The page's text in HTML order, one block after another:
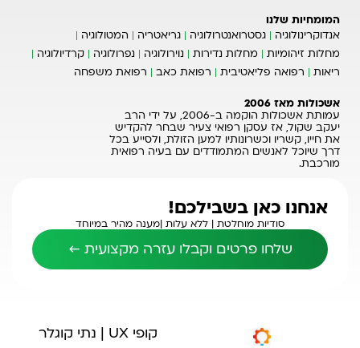
המומחיות שלנו
אנדוקרינולוגיה
גסטרואנטרולוגיה גריאטריה
המטולוגיה
מחלות זיהומיות
מחלות נדירות נוירולוגיה נפרולוגיה
קרדיולוגיה
ריאות
רפואה פליאטיבית רפואת כאב רפואת משפחה
אשכולות מאז 2006
עמותת אשכולות הוקמה ב-2006, על ידי הרב
יעקב שקול, אז עסקן רפואי צעיר שבחר להקדיש
את חייו, קשריו וכשרונותיו למען הזולת, ולסייע בכל
דרך שיוכל לאנשים המתמודדים עם בעיה רפואית
מורכבת.
אנחנו כאן בשבילכם!
סודיות מוחלטת | ללא עלות |מענה מהיר במיוחד
שלחו פרטים וקבלו עזרה מקצועית ←
קופי UX | נתי קוגלר